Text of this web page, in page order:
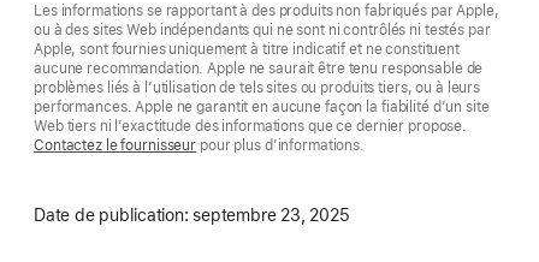
Les informations se rapportant à des produits non fabriqués par Apple,
ou à des sites Web indépendants qui ne sont ni contrôlés ni testés par
Apple, sont fournies uniquement à titre indicatif et ne constituent
aucune recommandation. Apple ne saurait être tenu responsable de
problèmes liés à l’utilisation de tels sites ou produits tiers, ou à leurs
performances. Apple ne garantit en aucune façon la fiabilité d’un site
Web tiers ni l’exactitude des informations que ce dernier propose.
Contactez le fournisseur pour plus d’informations.
Date de publication: septembre 23, 2025